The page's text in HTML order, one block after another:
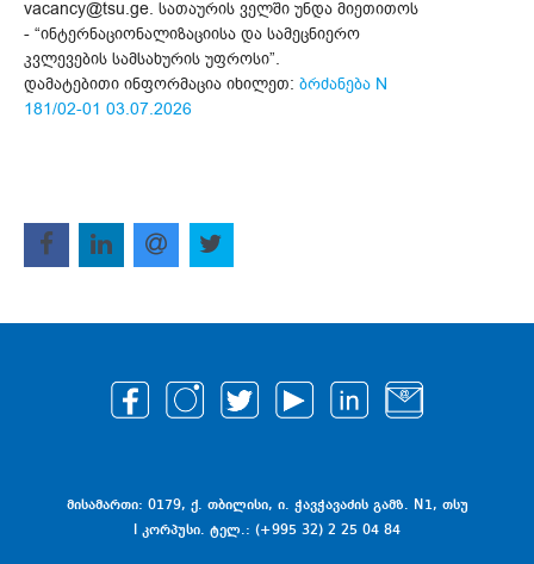
vacancy@tsu.ge. სათაურის ველში უნდა მიეთითოს
- “ინტერნაციონალიზაციისა და სამეცნიერო
კვლევების სამსახურის უფროსი”.
დამატებითი ინფორმაცია იხილეთ: ბრძანება N
181/02-01 03.07.2026
მისამართი: 0179, ქ. თბილისი, ი. ჭავჭავაძის გამზ. N1, თსუ
I კორპუსი. ტელ.: (+995 32) 2 25 04 84